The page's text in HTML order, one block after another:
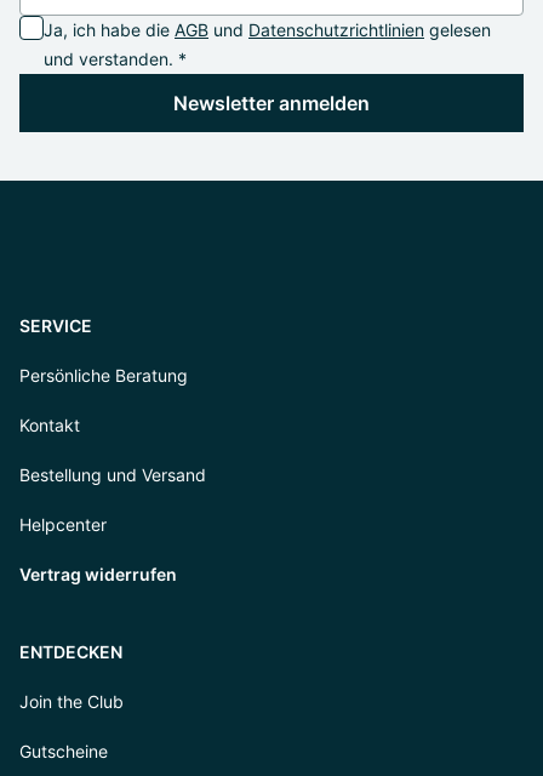
Ja, ich habe die AGB und Datenschutzrichtlinien gelesen
und verstanden. *
Newsletter anmelden
SERVICE
Persönliche Beratung
Kontakt
Bestellung und Versand
Helpcenter
Vertrag widerrufen
ENTDECKEN
Join the Club
Gutscheine